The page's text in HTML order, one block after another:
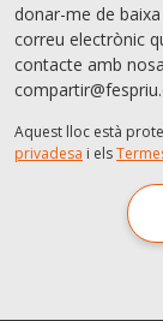
donar-me de
correu electrònic
contacte amb
Aquest lloc està
privadesa i els